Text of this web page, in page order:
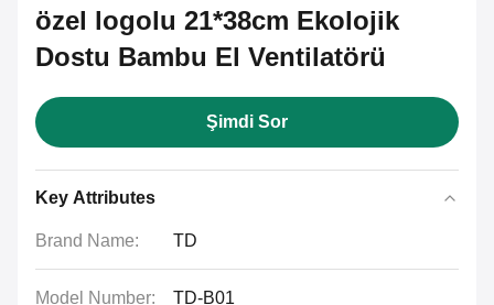
özel logolu 21*38cm Ekolojik
Dostu Bambu El Ventilatörü
Şimdi Sor
Key Attributes
Brand Name: TD
Model Number: TD-B01